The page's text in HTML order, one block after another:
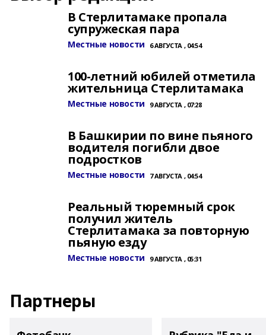
В Стерлитамаке пропала
супружеская пара
Местные новости 6 АВГУСТА , 04:54
100-летний юбилей отметила
жительница Стерлитамака
Местные новости 9 АВГУСТА , 07:28
В Башкирии по вине пьяного
водителя погибли двое
подростков
Местные новости 7 АВГУСТА , 04:54
Реальный тюремный срок
получил житель
Стерлитамака за повторную
пьяную езду
Местные новости 9 АВГУСТА , 05:31
Партнеры